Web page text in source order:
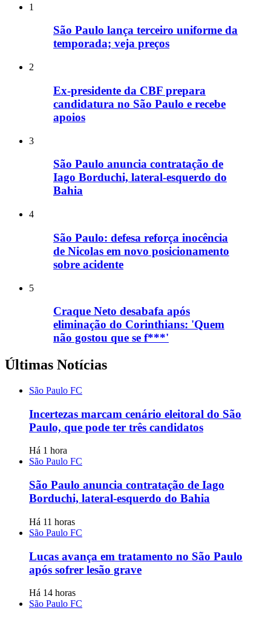
1
São Paulo lança terceiro uniforme da
temporada; veja preços
2
Ex-presidente da CBF prepara
candidatura no São Paulo e recebe
apoios
3
São Paulo anuncia contratação de
Iago Borduchi, lateral-esquerdo do
Bahia
4
São Paulo: defesa reforça inocência
de Nicolas em novo posicionamento
sobre acidente
5
Craque Neto desabafa após
eliminação do Corinthians: 'Quem
não gostou que se f***'
Últimas Notícias
São Paulo FC
Incertezas marcam cenário eleitoral do São
Paulo, que pode ter três candidatos
Há 1 hora
São Paulo FC
São Paulo anuncia contratação de Iago
Borduchi, lateral-esquerdo do Bahia
Há 11 horas
São Paulo FC
Lucas avança em tratamento no São Paulo
após sofrer lesão grave
Há 14 horas
São Paulo FC